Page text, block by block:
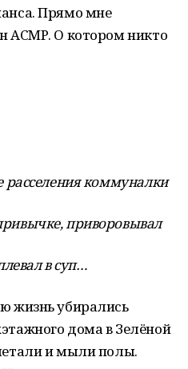
Прямо мне
АСМР. О котором никто
расселения коммуналки
приворовывал
в суп…
жизнь убирались
дома в Зелёной
и мыли полы.